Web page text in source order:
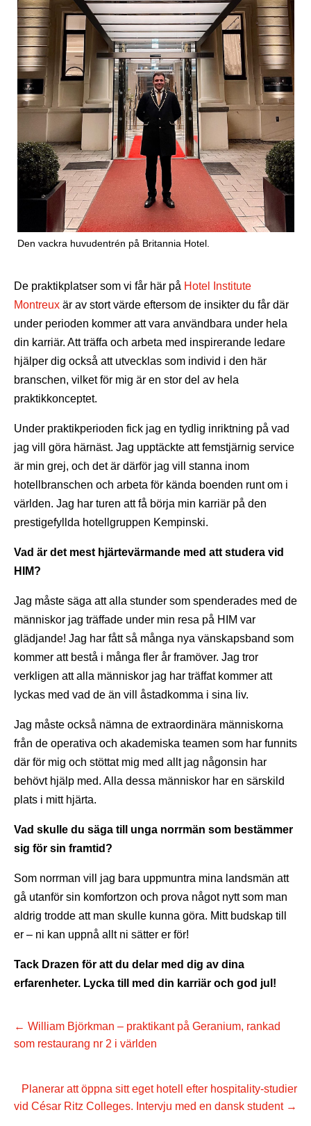
Den vackra huvudentrén på Britannia Hotel.
De praktikplatser som vi får här på Hotel Institute
Montreux är av stort värde eftersom de insikter du får där
under perioden kommer att vara användbara under hela
din karriär. Att träffa och arbeta med inspirerande ledare
hjälper dig också att utvecklas som individ i den här
branschen, vilket för mig är en stor del av hela
praktikkonceptet.
Under praktikperioden fick jag en tydlig inriktning på vad
jag vill göra härnäst. Jag upptäckte att femstjärnig service
är min grej, och det är därför jag vill stanna inom
hotellbranschen och arbeta för kända boenden runt om i
världen. Jag har turen att få börja min karriär på den
prestigefyllda hotellgruppen Kempinski.
Vad är det mest hjärtevärmande med att studera vid
HIM?
Jag måste säga att alla stunder som spenderades med de
människor jag träffade under min resa på HIM var
glädjande! Jag har fått så många nya vänskapsband som
kommer att bestå i många fler år framöver. Jag tror
verkligen att alla människor jag har träffat kommer att
lyckas med vad de än vill åstadkomma i sina liv.
Jag måste också nämna de extraordinära människorna
från de operativa och akademiska teamen som har funnits
där för mig och stöttat mig med allt jag någonsin har
behövt hjälp med. Alla dessa människor har en särskild
plats i mitt hjärta.
Vad skulle du säga till unga norrmän som bestämmer
sig för sin framtid?
Som norrman vill jag bara uppmuntra mina landsmän att
gå utanför sin komfortzon och prova något nytt som man
aldrig trodde att man skulle kunna göra. Mitt budskap till
er – ni kan uppnå allt ni sätter er för!
Tack Drazen för att du delar med dig av dina
erfarenheter. Lycka till med din karriär och god jul!
← William Björkman – praktikant på Geranium, rankad
som restaurang nr 2 i världen
Planerar att öppna sitt eget hotell efter hospitality-studier
vid César Ritz Colleges. Intervju med en dansk student→